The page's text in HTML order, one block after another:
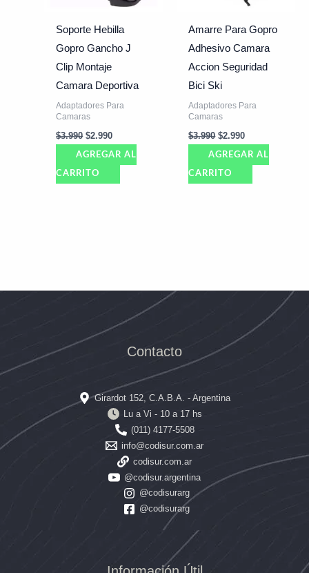
Soporte Hebilla
Gopro Gancho J
Clip Montaje
Camara Deportiva
Adaptadores Para
Camaras
$3.990 $2.990
AGREGAR AL
CARRITO
Amarre Para Gopro
Adhesivo Camara
Accion Seguridad
Bici Ski
Adaptadores Para
Camaras
$3.990 $2.990
AGREGAR AL
CARRITO
Contacto
Girardot 152, C.A.B.A. - Argentina
Lu a Vi - 10 a 17 hs
(011) 4177-5508
info@codisur.com.ar
codisur.com.ar
@codisur.argentina
@codisurarg
@codisurarg